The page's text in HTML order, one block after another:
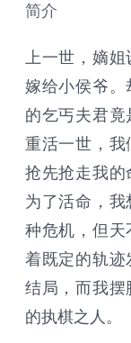
简介
上一世，嫡
嫁给小侯爷。
的乞丐夫君竟
重活一世，我
抢先抢走我的
为了活命，
种危机，但天
着既定的轨迹
结局，而我摆
的执棋之人。